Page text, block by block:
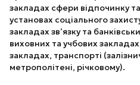
закладах сфери відпочинку
установах соціального
закладах зв’язку та
виховних та учбових
закладах, транспорті
метрополітені, річковому).